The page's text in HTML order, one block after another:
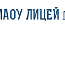
ЛИЦЕЙ